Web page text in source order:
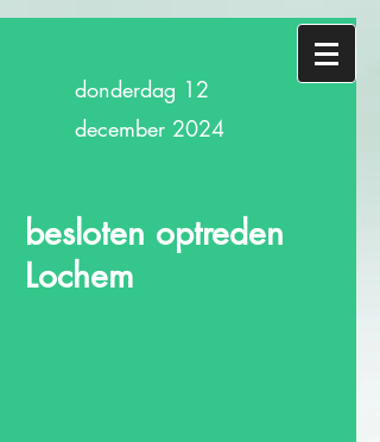
donderdag 12
december 2024
besloten optreden
Lochem